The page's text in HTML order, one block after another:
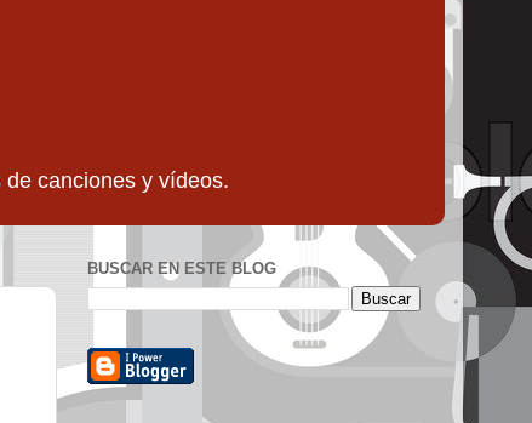
canciones y vídeos.
BUSCAR EN ESTE BLOG